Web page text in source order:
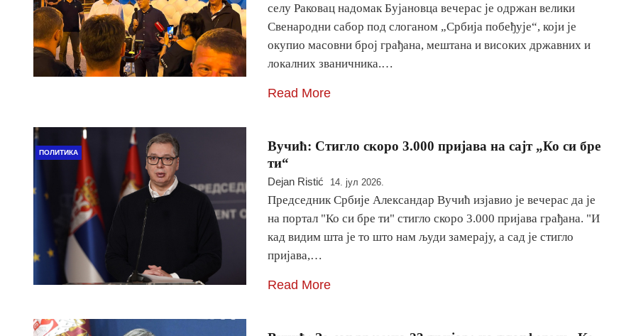
селу Раковац надомак Бујановца вечерас је одржан велики
Свенародни сабор под слоганом „Србија побеђује“, који је
окупио масовни број грађана, мештана и високих државних и
локалних званичника.…
Read More
ПОЛИТИКА
Вучић: Стигло скоро 3.000 пријава на сајт „Ко си бре
ти“
Dejan Ristić 14. јул 2026.
Председник Србије Александар Вучић изјавио је вечерас да је
на портал "Ко си бре ти" стигло скоро 3.000 пријава грађана. "И
кад видим шта је то што нам људи замерају, а сад је стигло
пријава,…
Read More